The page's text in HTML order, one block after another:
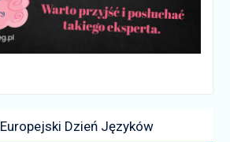
news:
Europejski Dzień Języków